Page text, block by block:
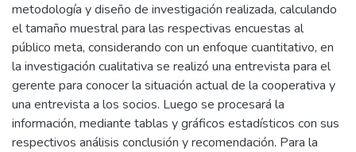
metodología y diseño de investigación realizada, calculando
el tamaño muestral para las respectivas encuestas al
público meta, considerando con un enfoque cuantitativo, en
la investigación cualitativa se realizó una entrevista para el
gerente para conocer la situación actual de la cooperativa y
una entrevista a los socios. Luego se procesará la
información, mediante tablas y gráficos estadísticos con sus
respectivos análisis conclusión y recomendación. Para la